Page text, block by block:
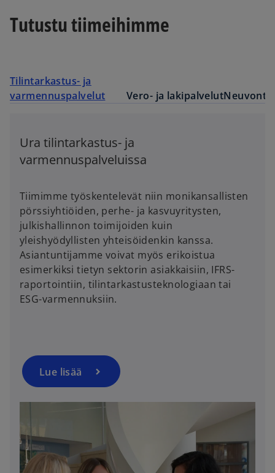
Tutustu tiimeihimme
Tilintarkastus- ja
varmennuspalvelut
Vero- ja lakipalvelut
Ura tilintarkastus- ja
varmennuspalveluissa
Tiimimme työskentelevät niin monikansallisten
pörssiyhtiöiden, perhe- ja kasvuyritysten,
julkishallinnon toimijoiden kuin
yleishyödyllisten yhteisöidenkin kanssa.
Asiantuntijamme voivat myös erikoistua
esimerkiksi tietyn sektorin asiakkaisiin, IFRS-
raportointiin, tilintarkastusteknologiaan tai
ESG-varmennuksiin.
Lue lisää